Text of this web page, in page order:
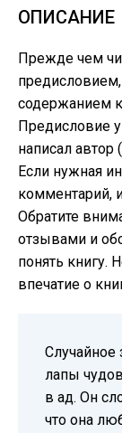
ОПИСАНИЕ
Прежде чем
содержанием
Предисловие
написал автор (
Если нужная
комментарий,
Обратите
отзывами и
понять книгу.
впечатие о
Случайное
лапы
в ад. Он
что она